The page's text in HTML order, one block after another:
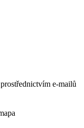
prostřednictvím e-mailů